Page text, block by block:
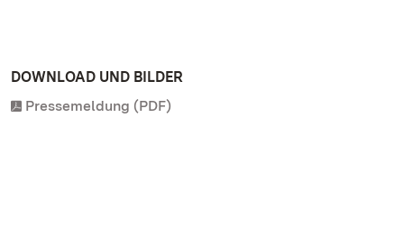
DOWNLOAD UND BILDER
Pressemeldung (PDF)